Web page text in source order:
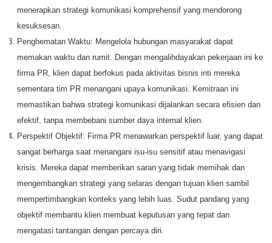
menerapkan strategi komunikasi komprehensif yang mendorong
kesuksesan.
Penghematan Waktu: Mengelola hubungan masyarakat dapat
memakan waktu dan rumit. Dengan mengalihdayakan pekerjaan ini ke
firma PR, klien dapat berfokus pada aktivitas bisnis inti mereka
sementara tim PR menangani upaya komunikasi. Kemitraan ini
memastikan bahwa strategi komunikasi dijalankan secara efisien dan
efektif, tanpa membebani sumber daya internal klien.
Perspektif Objektif: Firma PR menawarkan perspektif luar, yang dapat
sangat berharga saat menangani isu-isu sensitif atau menavigasi
krisis. Mereka dapat memberikan saran yang tidak memihak dan
mengembangkan strategi yang selaras dengan tujuan klien sambil
mempertimbangkan konteks yang lebih luas. Sudut pandang yang
objektif membantu klien membuat keputusan yang tepat dan
mengatasi tantangan dengan percaya diri.